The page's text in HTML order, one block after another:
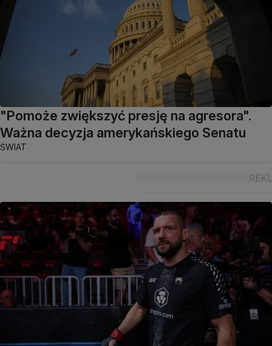
"Pomoże zwiększyć presję na agresora".
Ważna decyzja amerykańskiego Senatu
ŚWIAT